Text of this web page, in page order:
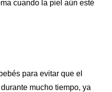
cuando la piel aún esté
para evitar que el
mucho tiempo, ya